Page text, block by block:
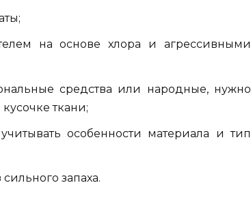
на основе хлора и агрессивными
средства или народные, нужно
ткани;
особенности материала и тип
запаха.